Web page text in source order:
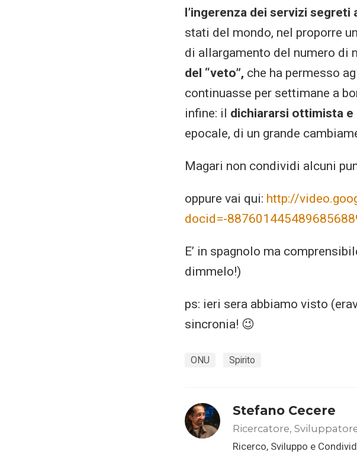
l’ingerenza dei servizi segreti
stati del mondo, nel proporre
di allargamento del numero di
del “veto”, che ha permesso
continuasse per settimane a
infine: il dichiararsi ottimista e
epocale, di un grande
Magari non condividi alcuni
oppure vai qui: http://
docid=-
E’ in spagnolo ma
dimmelo!)
ps: ieri sera abbiamo visto
sincronia! 😉
ONU Spirito
Stefano Cecere
Ricercatore,
Ricerco, Sviluppo e